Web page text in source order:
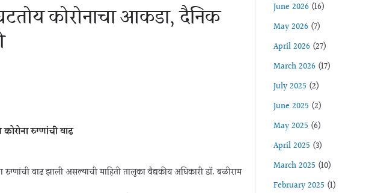
कोरोनाचा आकडा, दैनिक
रुग्णांची वाढ
वाढ झाली असल्याची माहिती तालुका वैद्यकीय अधिकारी डॉ. बळीराम
June 2026 (16)
May 2026 (7)
April 2026 (27)
March 2026 (17)
July 2025 (2)
June 2025 (2)
May 2025 (6)
April 2025 (3)
March 2025 (10)
February 2025 (1)